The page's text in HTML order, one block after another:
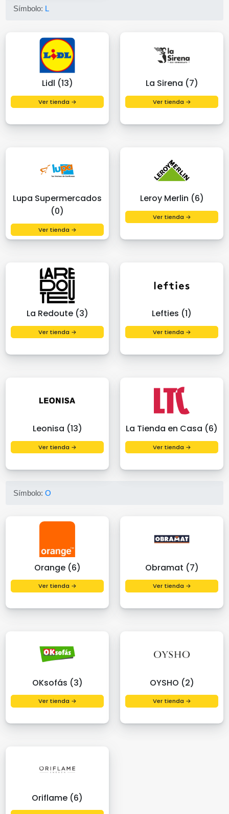
Símbolo: L
Lidl (13)
Ver tienda →
La Sirena (7)
Ver tienda →
Lupa Supermercados
(0)
Ver tienda →
Leroy Merlin (6)
Ver tienda →
La Redoute (3)
Ver tienda →
Lefties (1)
Ver tienda →
Leonisa (13)
Ver tienda →
La Tienda en Casa (6)
Ver tienda →
Símbolo:O
Orange (6)
Ver tienda →
Obramat (7)
Ver tienda →
OKsofás (3)
Ver tienda →
OYSHO (2)
Ver tienda →
Oriflame (6)